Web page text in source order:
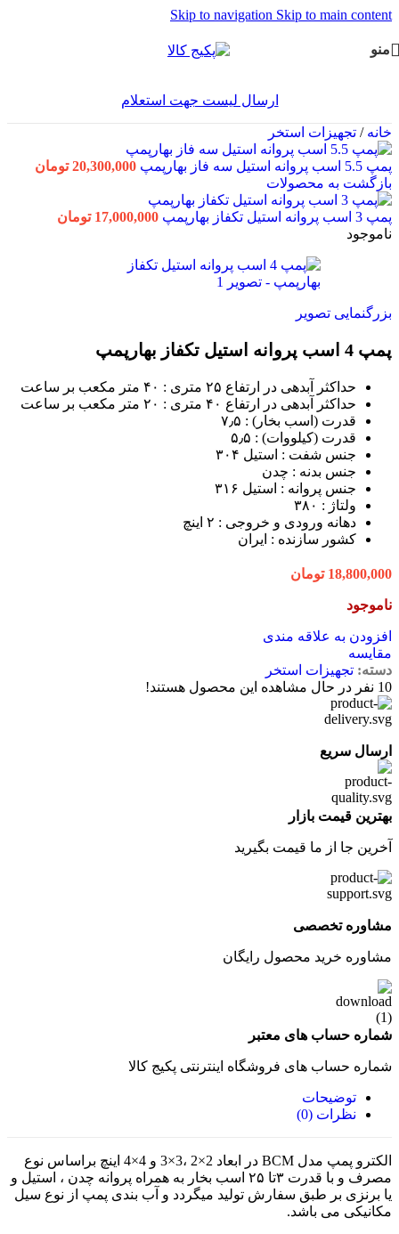
Skip to navigation Skip to main content
منو
ارسال لیست جهت استعلام
خانه/ تجهیزات استخر
پمپ 5.5 اسب پروانه استیل سه فاز بهارپمپ 20,300,000 تومان
بازگشت به محصولات
پمپ 3 اسب پروانه استیل تکفاز بهارپمپ 17,000,000 تومان
ناموجود
بزرگنمایی تصویر
پمپ 4 اسب پروانه استیل تکفاز بهارپمپ
حداکثر آبدهی در ارتفاع ۲۵ متری :
۴۰ متر مکعب بر ساعت
حداکثر آبدهی در ارتفاع ۴۰ متری :
۲۰ متر مکعب بر ساعت
قدرت (اسب بخار) : ۷٫۵
قدرت (کیلووات) : ۵٫۵
جنس شفت : استیل ۳۰۴
جنس بدنه : چدن
جنس پروانه : استیل ۳۱۶
ولتاژ : ۳۸۰
دهانه ورودی و خروجی : ۲ اینچ
کشور سازنده : ایران
18,800,000 تومان
ناموجود
افزودن به علاقه مندی
مقایسه
دسته: تجهیزات استخر
10 نفر در حال مشاهده این محصول هستند!
ارسال سریع
بهترین قیمت بازار
آخرین جا از ما قیمت بگیرید
مشاوره تخصصی
مشاوره خرید محصول رایگان
شماره حساب های معتبر
شماره حساب های فروشگاه اینترنتی پکیج کالا
توضیحات
نظرات (0)
الکترو پمپ مدل BCM در ابعاد 2×2 ،3×3 و 4×4 اینچ براساس نوع
مصرف و با قدرت ۳‌تا ۲۵ اسب بخار به همراه پروانه چدن ، استیل و
یا برنزی بر طبق سفارش تولید میگردد و آب بندی پمپ از نوع سیل
مکانیکی می باشد.